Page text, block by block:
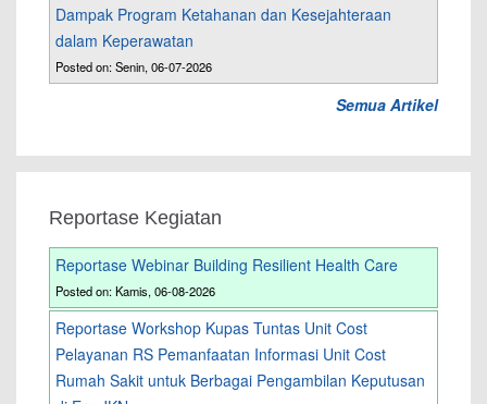
Dampak Program Ketahanan dan Kesejahteraan
dalam Keperawatan
Posted on: Senin, 06-07-2026
Semua Artikel
Reportase Kegiatan
Reportase Webinar Building Resilient Health Care
Posted on: Kamis, 06-08-2026
Reportase Workshop Kupas Tuntas Unit Cost
Pelayanan RS Pemanfaatan Informasi Unit Cost
Rumah Sakit untuk Berbagai Pengambilan Keputusan